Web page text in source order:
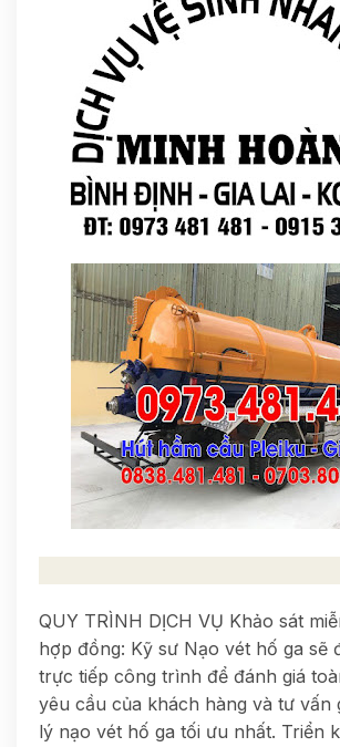
QUY TRÌNH DỊCH VỤ Khảo sát
hợp đồng: Kỹ sư Nạo vét hố ga sẽ
trực tiếp công trình để đánh giá
yêu cầu của khách hàng và tư vấn
lý nạo vét hố ga tối ưu nhất. Triển